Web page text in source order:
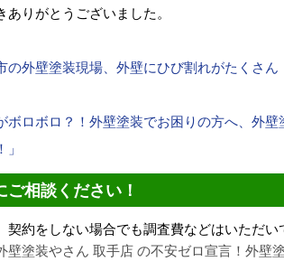
ありがとうございました。
の外壁塗装現場、外壁にひび割れがたくさ
ボロボロ？！ 外壁塗装でお困りの方へ、外壁
」
ご相談ください！
契約をしない場合でも調査費などはいただい
壁塗装やさん 取手店 の不安ゼロ宣言！ 外壁